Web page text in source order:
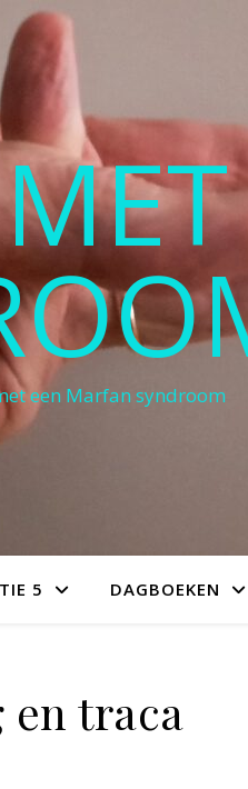
een Marfan syndroom
5 DAGBOEKEN
en traca